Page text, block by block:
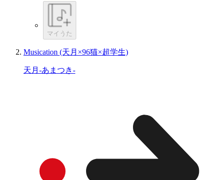
マイうた
Musication (天月×96猫×超学生)
天月-あまつき-